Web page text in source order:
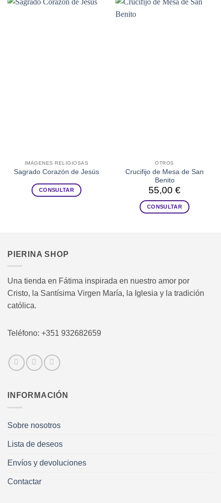
IMÁGENES RELIGIOSAS
Sagrado Corazón de Jesús
CONSULTAR
OTROS
Crucifijo de Mesa de San
Benito
55,00 €
CONSULTAR
PIERINA SHOP
Una tienda en Fátima inspirada en nuestro amor por
Cristo, la Santísima Virgen María, la Iglesia y la tradición
católica.
Teléfono: +351 932682659
INFORMACIÓN
Sobre nosotros
Lista de deseos
Envíos y devoluciones
Contactar